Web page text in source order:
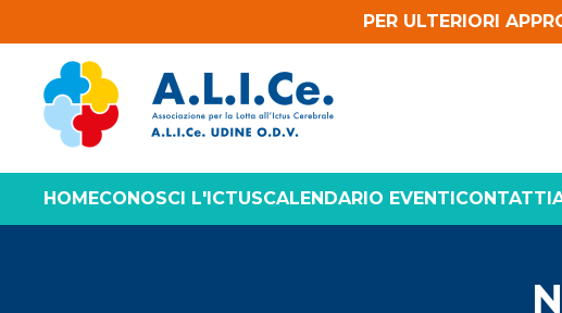
PER ULTERIORI
HOMECONOSCI L'ICTUSCALENDARIO EVENTICONTATTI